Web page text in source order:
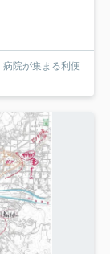
院が集まる利便